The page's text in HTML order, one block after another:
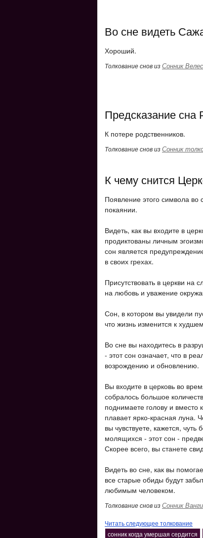
Во сне видеть
Хороший.
Толкование снов изСонник Велес
Предсказание сна
К потере родственников.
Толкование снов изСонник
К чему снится
Появление этого символа во
покаянии.
Видеть, как вы входите в
продиктованы личным
сон является
в своих грехах.
Присутствовать в церкви на
на любовь и уважение
Сон, в котором вы увидели
что жизнь изменится к
Во сне вы находитесь в
- этот сон означает, что в
возрождению и обновлению.
Вы входите в церковь во
собралось большое
поднимаете голову и вместо
плавает ярко-красная луна.
вы чувствуете, кажется,
молящихся - этот сон -
Скорее всего, вы станете
Видеть во сне, как вы
все старые обиды будут
любимым человеком.
Толкование снов изСонник Ванги
Читать следующее толкование
сонник когда умершая сердится